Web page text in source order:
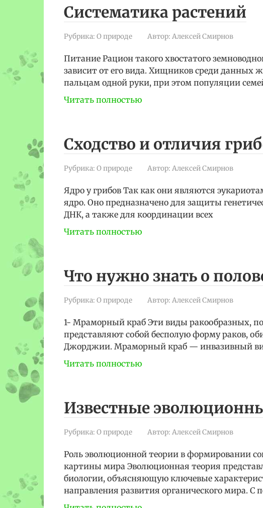
Систематика растений
Рубрика: О природе Автор: Алексей Смирнов
Питание Рацион такого хвостатого
зависит от его вида. Хищников среди данных
пальцам одной руки, при этом популяции
Читать полностью
Сходство и отличия
Рубрика: О природе Автор: Алексей Смирнов
Ядро у грибов Так как они являются
ядро. Оно предназначено для защиты
ДНК, а также для координации всех
Читать полностью
Что нужно знать о
Рубрика: О природе Автор: Алексей Смирнов
1- Мраморный краб Эти виды ракообразных,
представляют собой бесполую форму раков,
Джорджии. Мраморный краб — инвазивный
Читать полностью
Известные
Рубрика: О природе Автор: Алексей Смирнов
Роль эволюционной теории в формировании
картины мира Эволюционная теория
биологии, объясняющую ключевые
направления развития органического мира. С